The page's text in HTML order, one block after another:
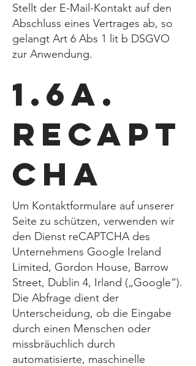
Stellt der E-Mail-Kontakt auf den
Abschluss eines Vertrages ab, so
gelangt Art 6 Abs 1 lit b DSGVO
zur Anwendung.
1.6a.
reCAPT
CHA
Um Kontaktformulare auf unserer
Seite zu schützen, verwenden wir
den Dienst reCAPTCHA des
Unternehmens Google Ireland
Limited, Gordon House, Barrow
Street, Dublin 4, Irland („Google“).
Die Abfrage dient der
Unterscheidung, ob die Eingabe
durch einen Menschen oder
missbräuchlich durch
automatisierte, maschinelle